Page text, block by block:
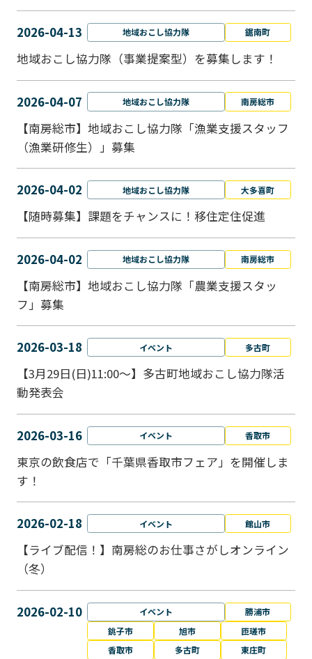
2026-04-13 地域おこし協力隊 鋸南町
地域おこし協力隊（事業提案型）を募集します！
2026-04-07 地域おこし協力隊 南房総市
【南房総市】地域おこし協力隊「漁業支援スタッフ
（漁業研修生）」募集
2026-04-02 地域おこし協力隊 大多喜町
【随時募集】課題をチャンスに！移住定住促進
2026-04-02 地域おこし協力隊 南房総市
【南房総市】地域おこし協力隊「農業支援スタッ
フ」募集
2026-03-18 イベント 多古町
【3月29日(日)11:00～】多古町地域おこし協力隊活
動発表会
2026-03-16 イベント 香取市
東京の飲食店で「千葉県香取市フェア」を開催しま
す！
2026-02-18 イベント 館山市
【ライブ配信！】南房総のお仕事さがしオンライン
（冬）
2026-02-10 イベント
勝浦市
銚子市
旭市
匝瑳市
香取市
多古町
東庄町